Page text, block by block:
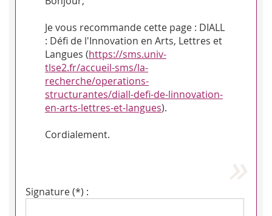
Je vous recommande cette page : DIALL
: Défi de l'Innovation en Arts, Lettres et
Langues (https://sms.univ-
tlse2.fr/accueil-sms/la-
recherche/operations-
structurantes/diall-defi-de-linnovation-
en-arts-lettres-et-langues).
Cordialement.
Signature (*) :